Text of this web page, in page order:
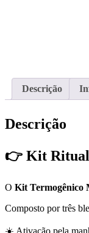
Descrição
Descrição
👉 Kit
O Kit Termogênico
Composto por três
☀️ Ativação pela